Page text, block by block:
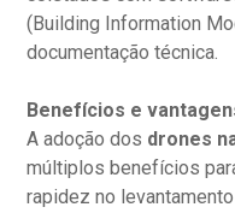
(Building Information
documentação técnica.
Benefícios e
A adoção dos drones
múltiplos benefícios
rapidez no